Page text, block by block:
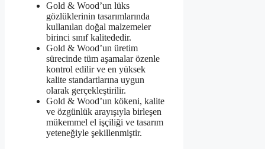
Gold & Wood’un lüks
gözlüklerinin tasarımlarında
kullanılan doğal malzemeler
birinci sınıf kalitededir.
Gold & Wood’un üretim
sürecinde tüm aşamalar özenle
kontrol edilir ve en yüksek
kalite standartlarına uygun
olarak gerçekleştirilir.
Gold & Wood’un kökeni, kalite
ve özgünlük arayışıyla birleşen
mükemmel el işçiliği ve tasarım
yeteneğiyle şekillenmiştir.